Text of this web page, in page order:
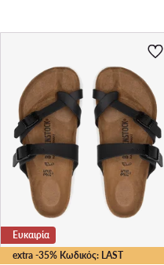
extra -35% Κωδικός: LAST
Ευκαιρία